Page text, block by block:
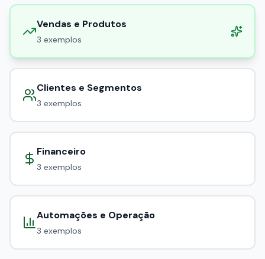
Vendas e Produtos
3 exemplos
Clientes e Segmentos
3 exemplos
Financeiro
3 exemplos
Automações e Operação
3 exemplos